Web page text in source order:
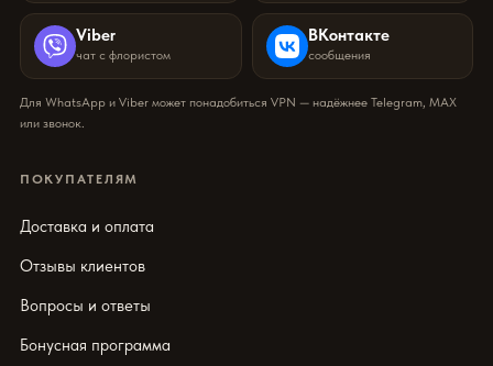
Viber
чат с флористом
ВКонтакте
сообщения
Для WhatsApp и Viber может понадобиться VPN — надёжнее Telegram, MAX
или звонок.
ПОКУПАТЕЛЯМ
Доставка и оплата
Отзывы клиентов
Вопросы и ответы
Бонусная программа